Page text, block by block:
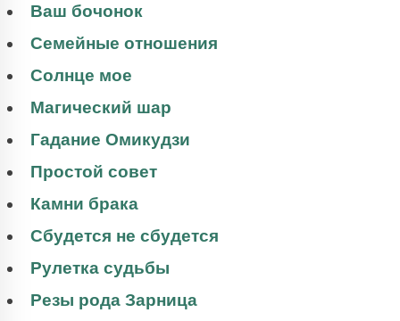
Ваш бочонок
Семейные отношения
Солнце мое
Магический шар
Гадание Омикудзи
Простой совет
Камни брака
Сбудется не сбудется
Рулетка судьбы
Резы рода Зарница